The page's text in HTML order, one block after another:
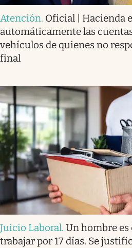
Atención. Oficial | Hacienda
automáticamente las
vehículos de quienes no
final
Juicio Laboral. Un hombre es
trabajar por 17 días. Se